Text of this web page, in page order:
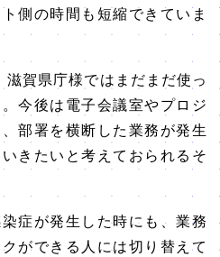
側の時間も短縮できていま
賀県庁様ではまだまだ使っ
今後は電子会議室やプロジ
部署を横断した業務が発生
きたいと考えておられるそ
症が発生した時にも、業務
ができる人には切り替えて